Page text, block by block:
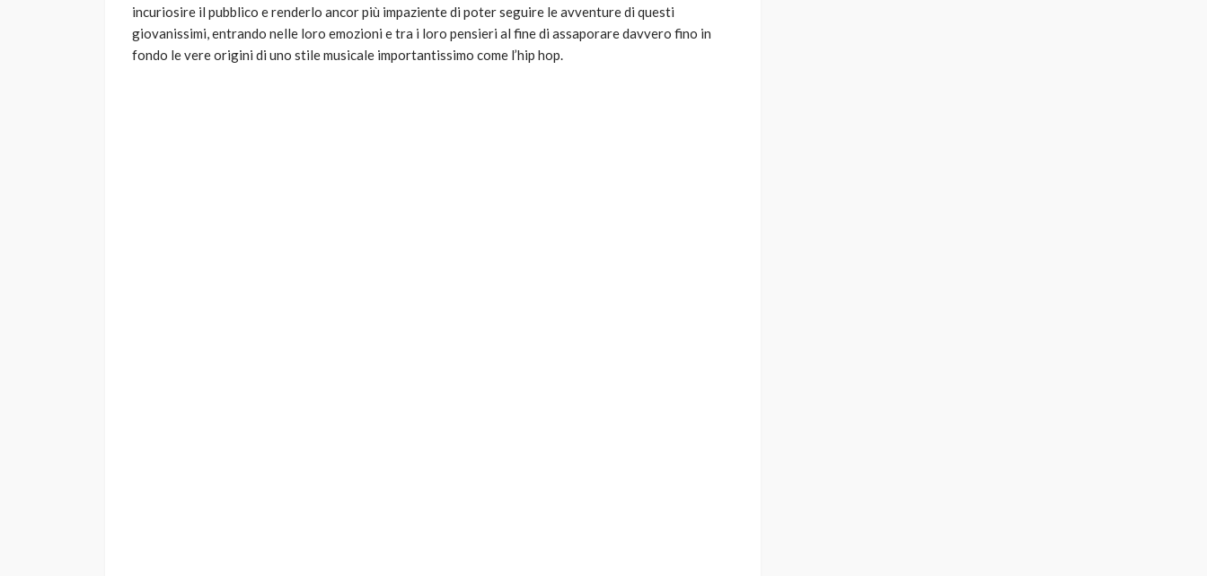
incuriosire il pubblico e renderlo ancor più impaziente di poter seguire le avventure di questi
giovanissimi, entrando nelle loro emozioni e tra i loro pensieri al fine di assaporare davvero fino in
fondo le vere origini di uno stile musicale importantissimo come l’hip hop.